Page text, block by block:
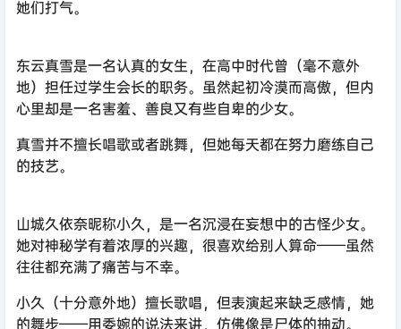
她们打气。
东云真雪是一名认真的女生，在高中时代曾（毫不意外
地）担任过学生会长的职务。虽然起初冷漠而高傲，但内
心里却是一名害羞、善良又有些自卑的少女。
真雪并不擅长唱歌或者跳舞，但她每天都在努力磨练自己
的技艺。
山城久依奈昵称小久，是一名沉浸在妄想中的古怪少女。
她对神秘学有着浓厚的兴趣，很喜欢给别人算命——虽然
往往都充满了痛苦与不幸。
小久（十分意外地）擅长歌唱，但表演起来缺乏感情，她
的舞步——用委婉的说法来讲，仿佛像是尸体的抽动。